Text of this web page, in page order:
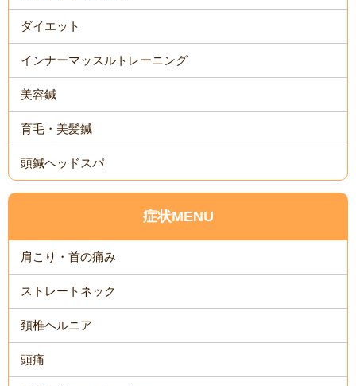
ダイエット
インナーマッスルトレーニング
美容鍼
育毛・美髪鍼
頭鍼ヘッドスパ
症状MENU
肩こり・首の痛み
ストレートネック
頚椎ヘルニア
頭痛